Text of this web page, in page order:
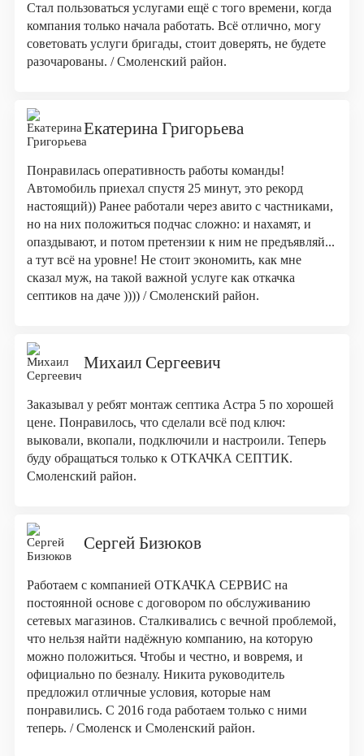
Стал пользоваться услугами ещё с того времени, когда
компания только начала работать. Всё отлично, могу
советовать услуги бригады, стоит доверять, не будете
разочарованы. / Смоленский район.
Екатерина Григорьева
Понравилась оперативность работы команды!
Автомобиль приехал спустя 25 минут, это рекорд
настоящий)) Ранее работали через авито с частниками,
но на них положиться подчас сложно: и нахамят, и
опаздывают, и потом претензии к ним не предъявляй...
а тут всё на уровне! Не стоит экономить, как мне
сказал муж, на такой важной услуге как откачка
септиков на даче )))) / Смоленский район.
Михаил Сергеевич
Заказывал у ребят монтаж септика Астра 5 по хорошей
цене. Понравилось, что сделали всё под ключ:
выковали, вкопали, подключили и настроили. Теперь
буду обращаться только к ОТКАЧКА СЕПТИК.
Смоленский район.
Сергей Бизюков
Работаем с компанией ОТКАЧКА СЕРВИС на
постоянной основе с договором по обслуживанию
сетевых магазинов. Сталкивались с вечной проблемой,
что нельзя найти надёжную компанию, на которую
можно положиться. Чтобы и честно, и вовремя, и
официально по безналу. Никита руководитель
предложил отличные условия, которые нам
понравились. С 2016 года работаем только с ними
теперь. / Смоленск и Смоленский район.